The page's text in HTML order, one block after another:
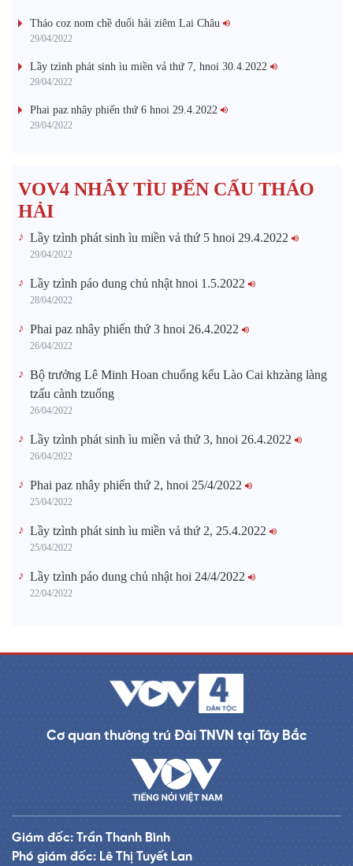
Tháo coz nom chề duổi hải ziêm Lai Châu
29/04/2022
Lầy tzình phát sinh ìu miền vả thứ 7, hnoi 30.4.2022
29/04/2022
Phai paz nhây phiến thứ 6 hnoi 29.4.2022
29/04/2022
VOV4 NHÂY TÌU PẾN CẤU THÁO
HẢI
Lầy tzình phát sinh ìu miền vả thứ 5 hnoi 29.4.2022
29/04/2022
Lầy tzình páo dung chủ nhật hnoi 1.5.2022
28/04/2022
Phai paz nhây phiến thứ 3 hnoi 26.4.2022
26/04/2022
Bộ trưởng Lê Minh Hoan chuổng kếu Lào Cai khzàng làng
tzấu cành tzuống​
26/04/2022
Lầy tzình phát sinh ìu miền vả thứ 3, hnoi 26.4.2022
26/04/2022
Phai paz nhây phiến thứ 2, hnoi 25/4/2022
25/04/2022
Lầy tzình phát sinh ìu miền vả thứ 2, 25.4.2022
25/04/2022
Lầy tzình páo dung chủ nhật hoi 24/4/2022
22/04/2022
Cơ quan thường trú Đài TNVN tại Tây Bắc
Giám đốc: Trần Thanh Bình
Phó giám đốc: Lê Thị Tuyết Lan